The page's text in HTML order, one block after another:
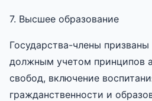
7. Высшее образование
Государства-члены
должным учетом принципов
свобод, включение
гражданственности и